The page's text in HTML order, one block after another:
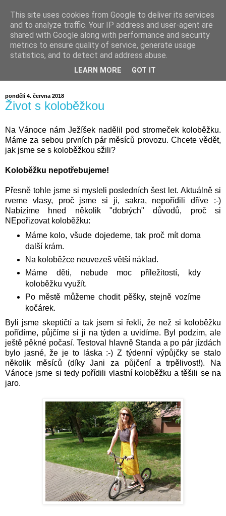
pondělí 4. června 2018
Život s koloběžkou
Na Vánoce nám Ježíšek nadělil pod stromeček koloběžku.
Máme za sebou prvních pár měsíců provozu. Chcete vědět,
jak jsme se s koloběžkou sžili?
Koloběžku nepotřebujeme!
Přesně tohle jsme si mysleli posledních šest let. Aktuálně si
rveme vlasy, proč jsme si ji, sakra, nepořídili dříve :-)
Nabízíme hned několik "dobrých" důvodů, proč si
NEpořizovat koloběžku:
Máme kolo, všude dojedeme, tak proč mít doma
další krám.
Na koloběžce neuvezeš větší náklad.
Máme děti, nebude moc příležitostí, kdy
koloběžku využít.
Po městě můžeme chodit pěšky, stejně vozíme
kočárek.
Byli jsme skeptičtí a tak jsem si řekli, že než si koloběžku
pořídíme, půjčíme si ji na týden a uvidíme. Byl podzim, ale
ještě pěkné počasí. Testoval hlavně Standa a po pár jízdách
bylo jasné, že je to láska :-) Z týdenní výpůjčky se stalo
několik měsíců (díky Jani za půjčení a trpělivost!). Na
Vánoce jsme si tedy pořídili vlastní koloběžku a těšili se na
jaro.
This site uses cookies from Google to deliver its services
and to analyze traffic. Your IP address and user-agent are
shared with Google along with performance and security
metrics to ensure quality of service, generate usage
statistics, and to detect and address abuse.
LEARN MORE GOT IT